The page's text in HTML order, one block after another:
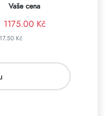
Vaše cena
1175.00 Kč
Kč